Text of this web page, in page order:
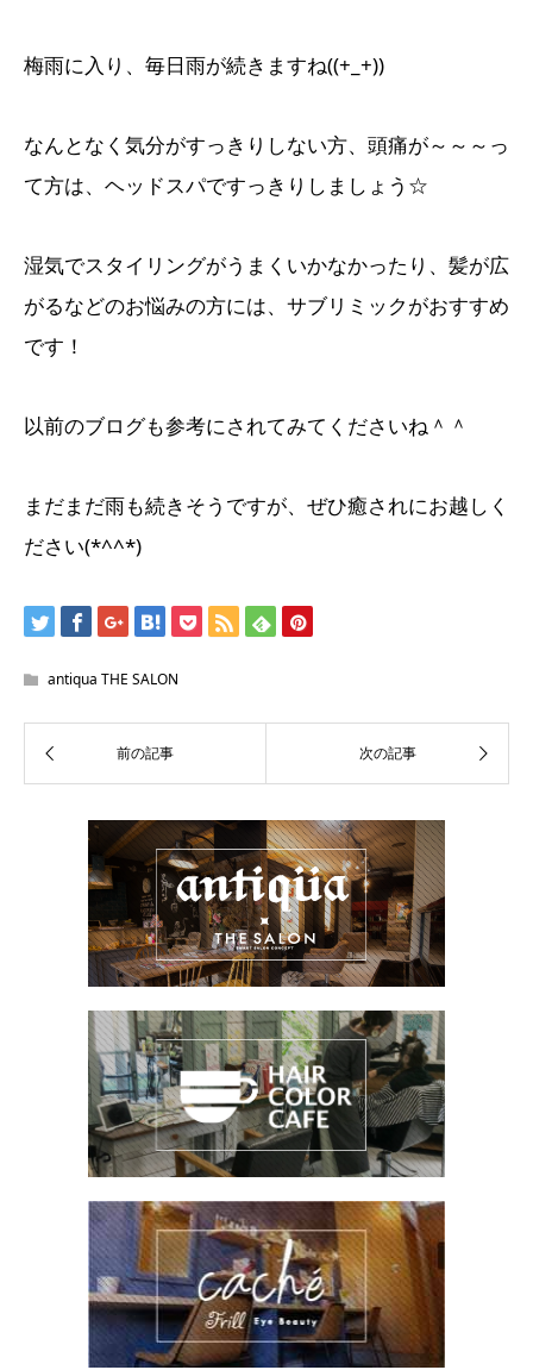
梅雨に入り、毎日雨が続きますね((+_+))
なんとなく気分がすっきりしない方、頭痛が～～～っ
て方は、ヘッドスパですっきりしましょう☆
湿気でスタイリングがうまくいかなかったり、髪が広
がるなどのお悩みの方には、サブリミックがおすすめ
です！
以前のブログも参考にされてみてくださいね＾＾
まだまだ雨も続きそうですが、ぜひ癒されにお越しく
ださい(*^^*)
antiqua THE SALON